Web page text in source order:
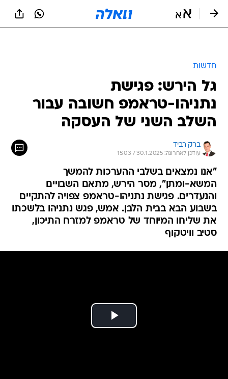
חדשות
גל הירש: פגישת
נתניהו-טראמפ חשובה עבור
השלב השני של העסקה
ברק רביד
עודכן לאחרונה: 30.1.2025 / 15:03
"אנו נמצאים בשלבי ההערכות להמשך
המשא-ומתן", מסר הירש, מתאם השבויים
והנעדרים. פגישת נתניהו-טראמפ צפויה להתקיים
בשבוע הבא בבית הלבן. אמש, פגש נתניהו בלשכתו
את שליחו המיוחד של טראמפ למזרח התיכון,
סטיב וויטקוף